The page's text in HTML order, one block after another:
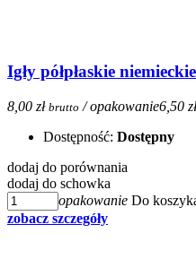
Igły półpłaskie
8,00 zł brutto / opakowanie6,50
Dostępność: Dostępny
dodaj do porównania
dodaj do schowka
opakowanie Do
zobacz szczegóły